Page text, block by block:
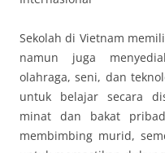
Sekolah di Vietnam
namun juga
olahraga, seni, dan
untuk belajar secara
minat dan bakat
membimbing murid,